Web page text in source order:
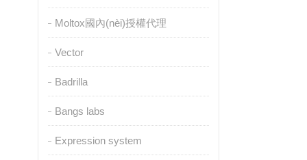
Moltox國內(nèi)授權代理
Vector
Badrilla
Bangs labs
Expression system